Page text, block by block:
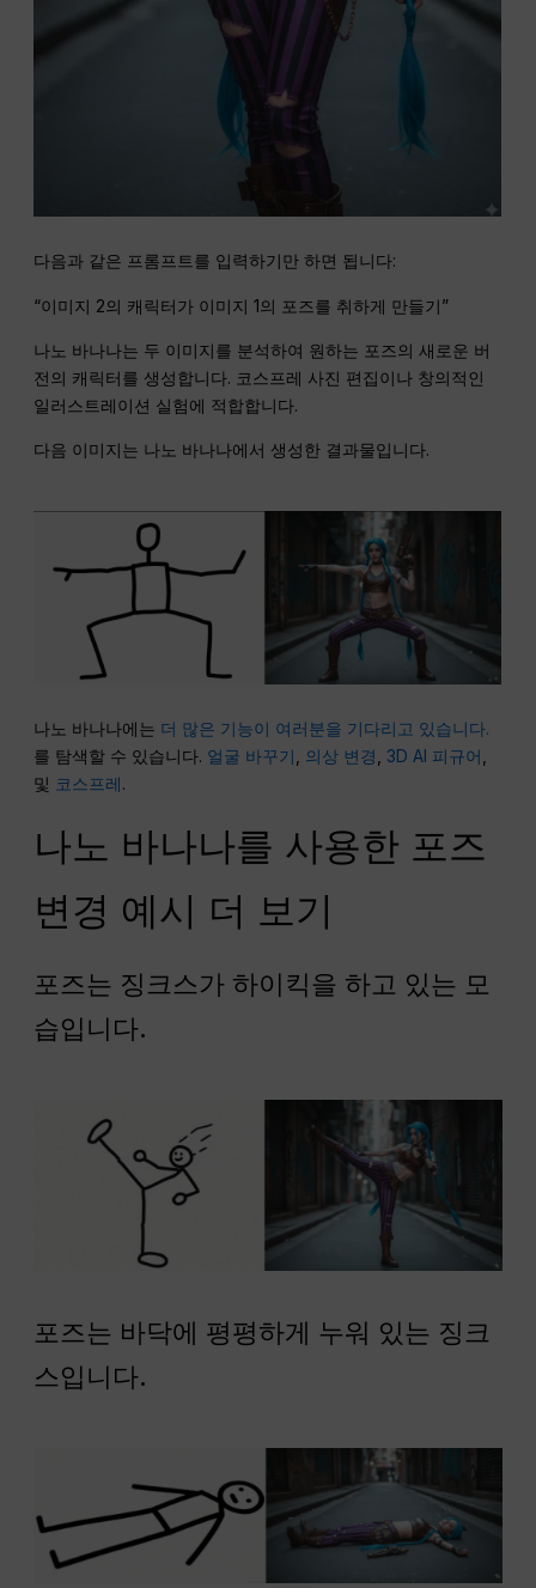
다음과 같은 프롬프트를 입력하기만 하면 됩니다:
“이미지 2의 캐릭터가 이미지 1의 포즈를 취하게 만들기”
나노 바나나는 두 이미지를 분석하여 원하는 포즈의 새로운 버
전의 캐릭터를 생성합니다. 코스프레 사진 편집이나 창의적인
일러스트레이션 실험에 적합합니다.
다음 이미지는 나노 바나나에서 생성한 결과물입니다.
나노 바나나에는 더 많은 기능이 여러분을 기다리고 있습니다.
를 탐색할 수 있습니다. 얼굴 바꾸기 의상 변경 3D AI 피규어
및 코스프레.
나노 바나나를 사용한 포즈
변경 예시 더 보기
포즈는 징크스가 하이킥을 하고 있는 모
습입니다.
포즈는 바닥에 평평하게 누워 있는 징크
스입니다.